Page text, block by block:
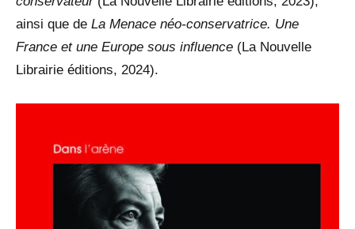
ainsi que de La Menace néo-conservatrice. Une
France et une Europe sous influence (La Nouvelle
Librairie éditions, 2024).